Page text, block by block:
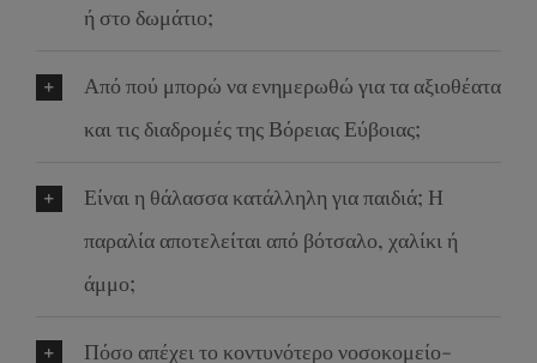
ή στο δωμάτιο;
Από πού μπορώ να ενημερωθώ για τα αξιοθέατα
και τις διαδρομές της Βόρειας Εύβοιας;
Είναι η θάλασσα κατάλληλη για παιδιά; Η
παραλία αποτελείται από βότσαλο, χαλίκι ή
άμμο;
Πόσο απέχει το κοντυνότερο νοσοκομείο-